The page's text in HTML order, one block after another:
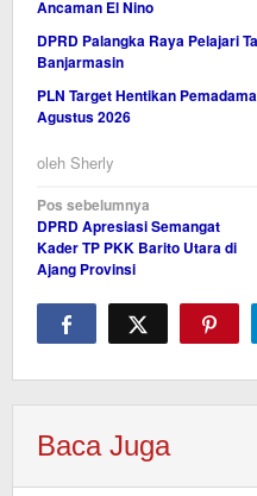
Ancaman El Nino
DPRD Palangka Raya Pelajari
Banjarmasin
PLN Target Hentikan
Agustus 2026
oleh Sherly
Navigasi
pos
Pos sebelumnya
DPRD Apresiasi Semangat
Kader TP PKK Barito Utara di
Ajang Provinsi
Baca Juga